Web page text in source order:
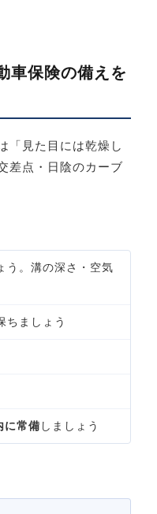
車保険の備えを
「見た目には乾燥し
差点・日陰のカーブ
う。溝の深さ・空気
ちましょう
に常備 しましょう